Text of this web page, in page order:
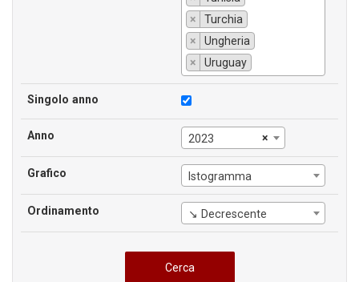
×
Turchia
×
Ungheria
×
Uruguay
Singolo anno
Anno ×
2023
Grafico Istogramma
Ordinamento ↘ Decrescente